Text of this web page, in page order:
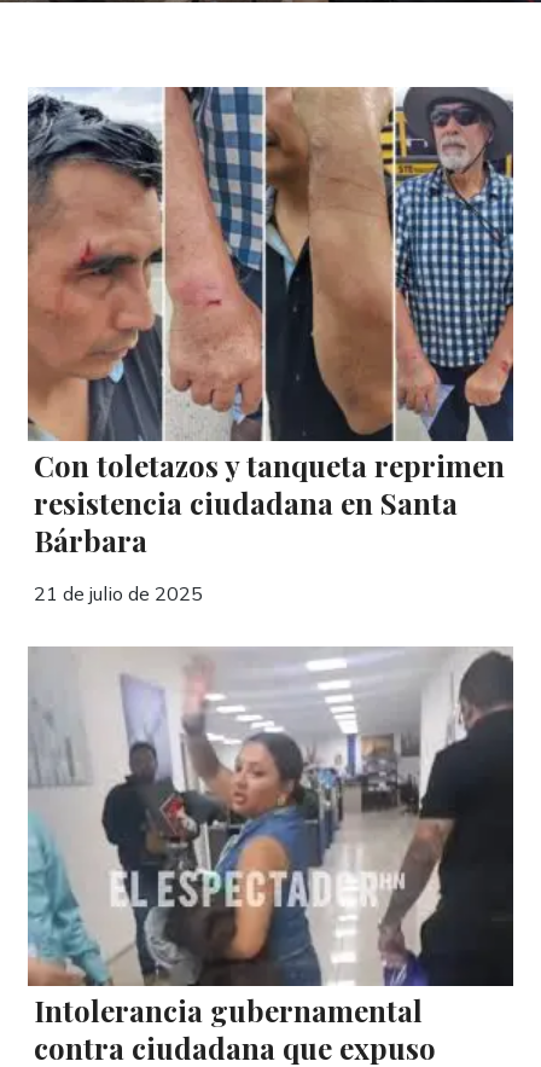
Con toletazos y tanqueta reprimen
resistencia ciudadana en Santa
Bárbara
21 de julio de 2025
Intolerancia gubernamental
contra ciudadana que expuso